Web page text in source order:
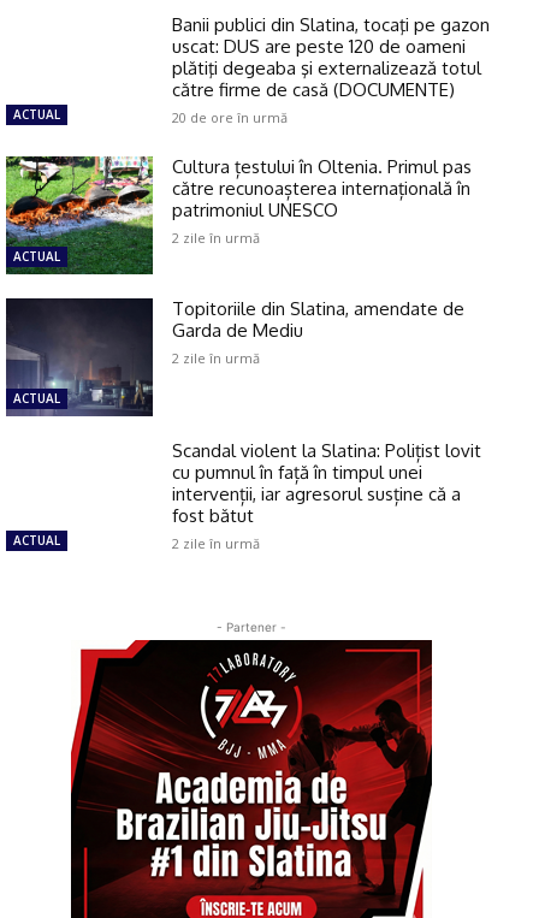
ACTUAL
Banii publici din Slatina, tocaţi pe gazon
uscat: DUS are peste 120 de oameni
plătiţi degeaba şi externalizează totul
către firme de casă (DOCUMENTE)
20 de ore în urmă
ACTUAL
Cultura țestului în Oltenia. Primul pas
către recunoașterea internațională în
patrimoniul UNESCO
2 zile în urmă
ACTUAL
Topitoriile din Slatina, amendate de
Garda de Mediu
2 zile în urmă
ACTUAL
Scandal violent la Slatina: Polițist lovit
cu pumnul în față în timpul unei
intervenții, iar agresorul susține că a
fost bătut
2 zile în urmă
- Partener -